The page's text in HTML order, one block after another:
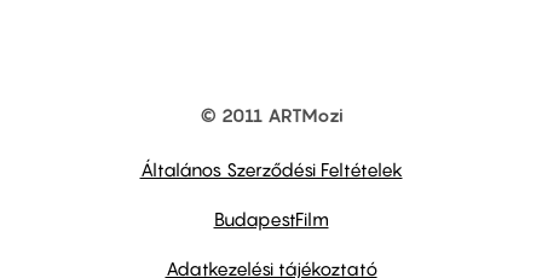
© 2011 ARTMozi
Általános Szerződési Feltételek
BudapestFilm
Adatkezelési tájékoztató